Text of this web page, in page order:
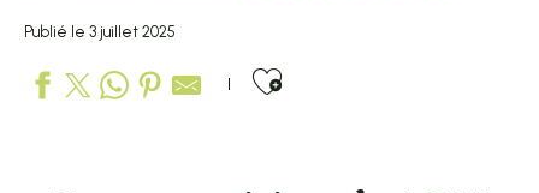
Publié le 3 juillet 2025
Ajouter aux